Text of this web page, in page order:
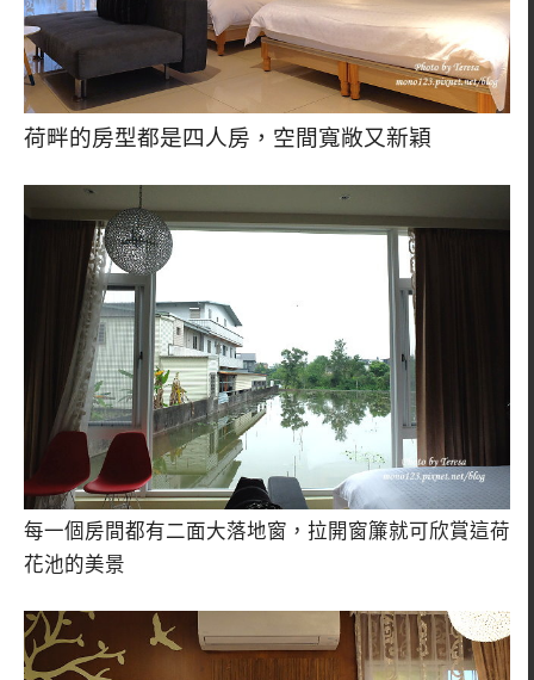
荷畔的房型都是四人房，空間寬敞又新穎
每一個房間都有二面大落地窗，拉開窗簾就可欣賞這荷
花池的美景